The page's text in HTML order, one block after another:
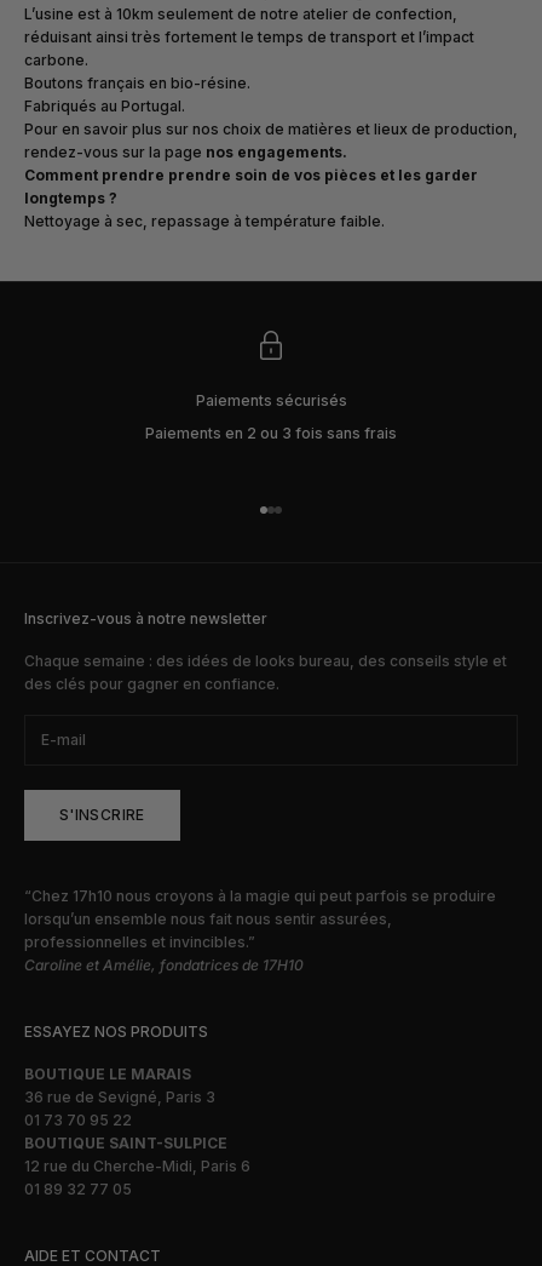
L’usine est à 10km seulement de notre atelier de confection,
réduisant ainsi très fortement le temps de transport et l’impact
carbone.
Boutons français en bio-résine.
Fabriqués au Portugal.
Pour en savoir plus sur nos choix de matières et lieux de production,
rendez-vous sur la page nos engagements.
Comment prendre prendre soin de vos pièces et les garder
longtemps ?
Nettoyage à sec, repassage à température faible.
Paiements sécurisés
Paiements en 2 ou 3 fois sans frais
Aller à l'élément 1
Aller à l'élément 2
Aller à l'élément 3
Inscrivez-vous à notre newsletter
Chaque semaine : des idées de looks bureau, des conseils style et
des clés pour gagner en confiance.
S'INSCRIRE
“Chez 17h10 nous croyons à la magie qui peut parfois se produire
lorsqu’un ensemble nous fait nous sentir assurées,
professionnelles et invincibles.”
Caroline et Amélie, fondatrices de 17H10
ESSAYEZ NOS PRODUITS
BOUTIQUE LE MARAIS
36 rue de Sevigné, Paris 3
01 73 70 95 22
BOUTIQUE SAINT-SULPICE
12 rue du Cherche-Midi, Paris 6
01 89 32 77 05
AIDE ET CONTACT